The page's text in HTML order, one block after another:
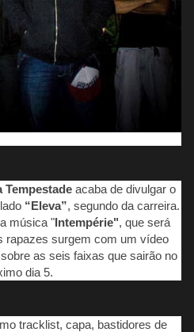
Tempestade acaba de divulgar o
“Eleva”, segundo da carreira.
música "Intempérie", que será
rapazes surgem com um vídeo
as seis faixas que sairão no
dia 5.
tracklist, capa, bastidores de